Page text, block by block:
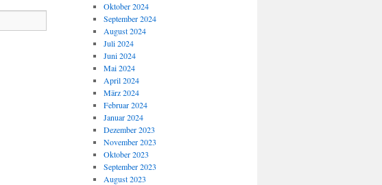
Oktober 2024
September 2024
August 2024
Juli 2024
Juni 2024
Mai 2024
April 2024
März 2024
Februar 2024
Januar 2024
Dezember 2023
November 2023
Oktober 2023
September 2023
August 2023